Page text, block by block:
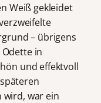
Weiß gekleidet
– übrigens
in
und effektvoll
war ein